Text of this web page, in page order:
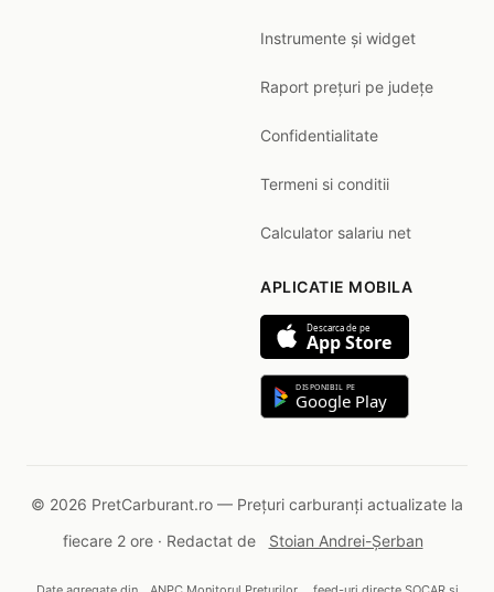
Instrumente și widget
Raport prețuri pe județe
Confidentialitate
Termeni si conditii
Calculator salariu net
APLICATIE MOBILA
Descarca de pe
App Store
DISPONIBIL PE
Google Play
© 2026 PretCarburant.ro — Prețuri carburanți actualizate la
fiecare 2 ore · Redactat de
Stoian Andrei-Șerban